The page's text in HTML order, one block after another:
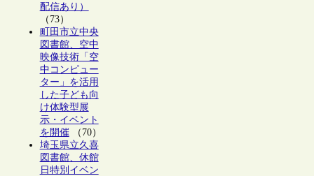
配信あり）
（73）
町田市立中央
図書館、空中
映像技術「空
中コンピュー
ター」を活用
した子ども向
け体験型展
示・イベント
を開催（70）
埼玉県立久喜
図書館、休館
日特別イベン